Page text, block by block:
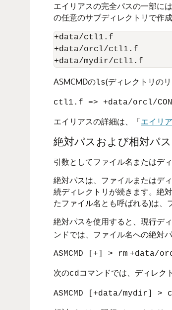
エイリアスの完全パスの一部に
の任意のサブディレクトリで作
+data/ctl1.f
+data/orcl/ctl1.f
+data/mydir/ctl1.f
ASMCMDのls(ディレクトリの
ctl1.f => +data/orcl/
エイリアスの詳細は、 「エイリ
絶対パスおよび相対パス
引数としてファイル名またはデ
絶対パスは、ファイルまたはデ
続ディレクトリが続きます。絶
たファイル名とも呼ばれる)は、
絶対パスを使用すると、現行デ
ンドでは、ファイル名への絶対
ASMCMD [+] > rm +data/
次のcdコマンドでは、ディレク
ASMCMD [+data/mydir] >